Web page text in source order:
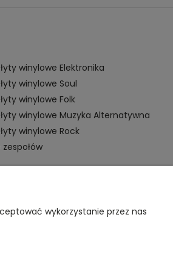
winylowe Elektronika
winylowe Soul
winylowe Folk
winylowe Muzyka Alternatywna
winylowe Rock
TAMKAwykorzystanie przez nas